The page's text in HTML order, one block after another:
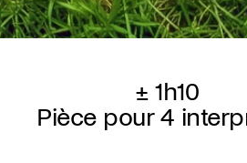
± 1h10
Pièce pour 4